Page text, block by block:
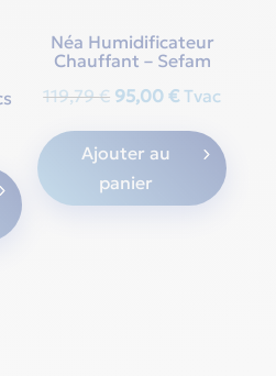
Néa Humidificateur
Chauffant – Sefam
119,79€ Original
price
was:
119,79 €.
95,00€Current
price
95,00 €.
Tvac
Ajouter au
panier